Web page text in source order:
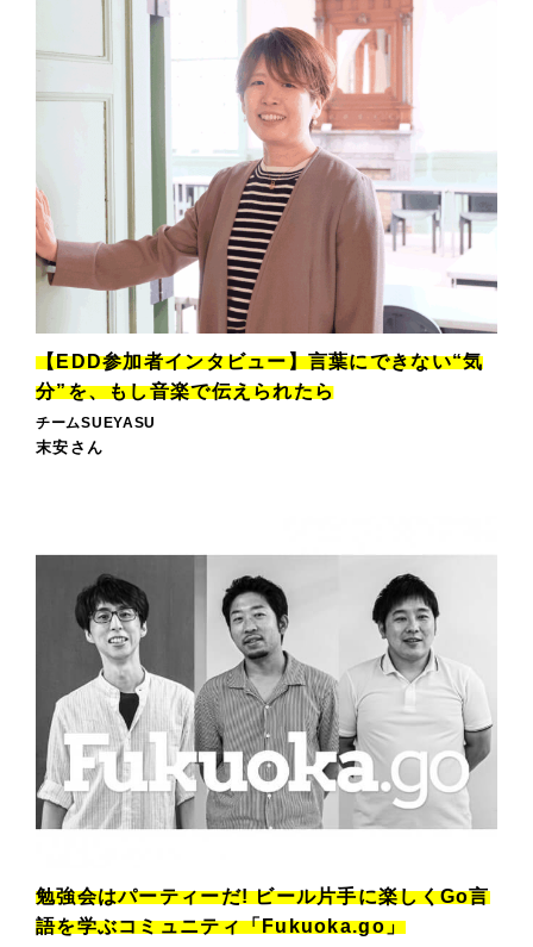
【EDD参加者インタビュー】言葉にできない“気
分”を、もし音楽で伝えられたら
チームSUEYASU
末安さん
勉強会はパーティーだ! ビール片手に楽しくGo言
語を学ぶコミュニティ「Fukuoka.go」